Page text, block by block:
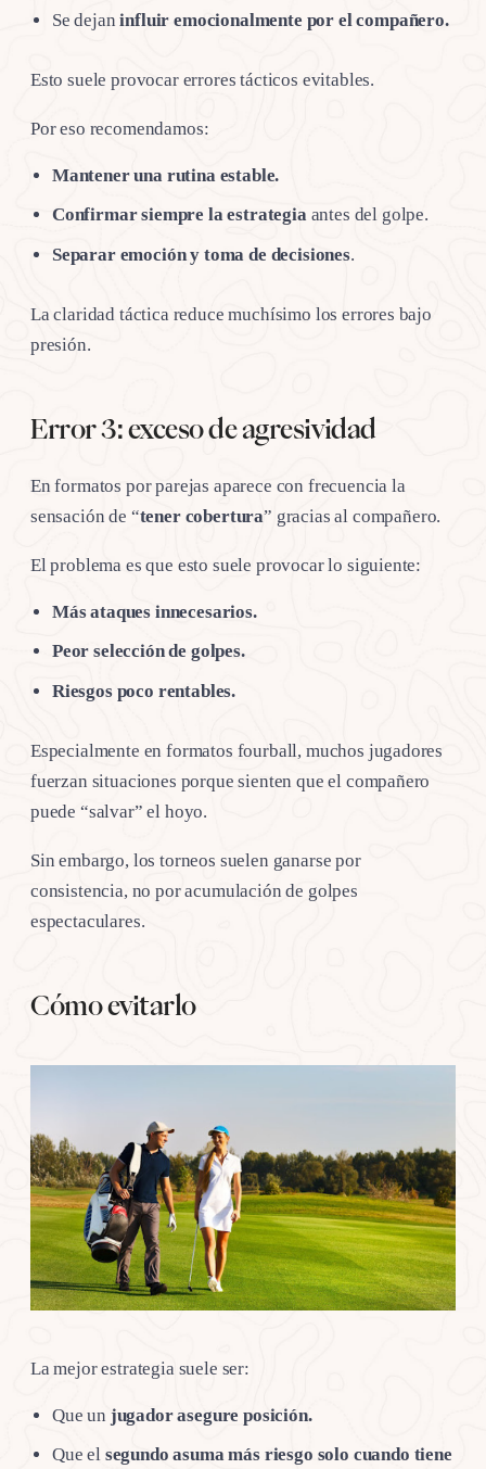
Se dejaninfluir emocionalmente por el compañero.
Esto suele provocar errores tácticos evitables.
Por eso recomendamos:
Mantener una rutina estable.
Confirmar siempre la estrategia antes del golpe.
Separar emoción y toma de decisiones.
La claridad táctica reduce muchísimo los errores bajo
presión.
Error 3: exceso de agresividad
En formatos por parejas aparece con frecuencia la
sensación de “tener cobertura” gracias al compañero.
El problema es que esto suele provocar lo siguiente:
Más ataques innecesarios.
Peor selección de golpes.
Riesgos poco rentables.
Especialmente en formatos fourball, muchos jugadores
fuerzan situaciones porque sienten que el compañero
puede “salvar” el hoyo.
Sin embargo, los torneos suelen ganarse por
consistencia, no por acumulación de golpes
espectaculares.
Cómo evitarlo
La mejor estrategia suele ser:
Que un jugador asegure posición.
Que el segundo asuma más riesgo solo cuando tiene